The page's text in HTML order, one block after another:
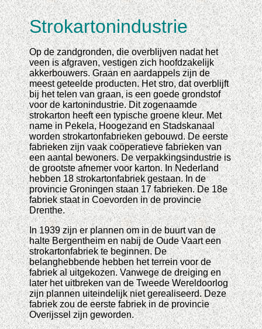
Strokartonindustrie
Op de zandgronden, die overblijven nadat het
veen is afgraven, vestigen zich hoofdzakelijk
akkerbouwers. Graan en aardappels zijn de
meest geteelde producten. Het stro, dat overblijft
bij het telen van graan, is een goede grondstof
voor de kartonindustrie. Dit zogenaamde
strokarton heeft een typische groene kleur. Met
name in Pekela, Hoogezand en Stadskanaal
worden strokartonfabrieken gebouwd. De eerste
fabrieken zijn vaak coöperatieve fabrieken van
een aantal bewoners. De verpakkingsindustrie is
de grootste afnemer voor karton. In Nederland
hebben 18 strokartonfabriek gestaan. In de
provincie Groningen staan 17 fabrieken. De 18e
fabriek staat in Coevorden in de provincie
Drenthe.
In 1939 zijn er plannen om in de buurt van de
halte Bergentheim en nabij de Oude Vaart een
strokartonfabriek te beginnen. De
belanghebbende hebben het terrein voor de
fabriek al uitgekozen. Vanwege de dreiging en
later het uitbreken van de Tweede Wereldoorlog
zijn plannen uiteindelijk niet gerealiseerd. Deze
fabriek zou de eerste fabriek in de provincie
Overijssel zijn geworden.